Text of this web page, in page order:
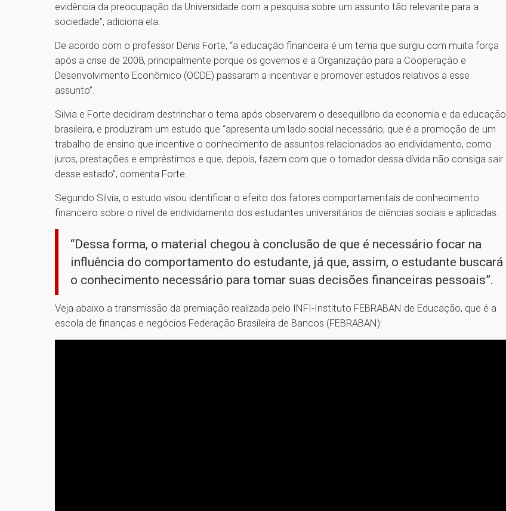
evidência da preocupação da Universidade com a pesquisa sobre um assunto tão relevante para a
sociedade”, adiciona ela.
De acordo com o professor Denis Forte, “a educação financeira é um tema que surgiu com muita força
após a crise de 2008, principalmente porque os governos e a Organização para a Cooperação e
Desenvolvimento Econômico (OCDE) passaram a incentivar e promover estudos relativos a esse
assunto”.
Silvia e Forte decidiram destrinchar o tema após observarem o desequilíbrio da economia e da educação
brasileira, e produziram um estudo que “apresenta um lado social necessário, que é a promoção de um
trabalho de ensino que incentive o conhecimento de assuntos relacionados ao endividamento, como
juros, prestações e empréstimos e que, depois, fazem com que o tomador dessa dívida não consiga sair
desse estado”, comenta Forte.
Segundo Silvia, o estudo visou identificar o efeito dos fatores comportamentais de conhecimento
financeiro sobre o nível de endividamento dos estudantes universitários de ciências sociais e aplicadas.
“Dessa forma, o material chegou à conclusão de que é necessário focar na
influência do comportamento do estudante, já que, assim, o estudante buscará
o conhecimento necessário para tomar suas decisões financeiras pessoais”.
Veja abaixo a transmissão da premiação realizada pelo INFI-Instituto FEBRABAN de Educação, que é a
escola de finanças e negócios Federação Brasileira de Bancos (FEBRABAN):